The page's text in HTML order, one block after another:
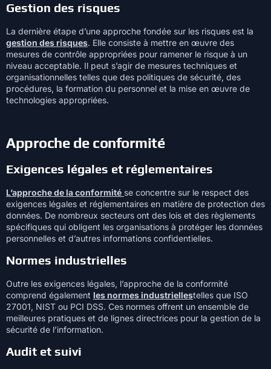
Gestion des risques
La dernière étape d’une approche fondée sur les risques est la
gestion des risques. Elle consiste à mettre en œuvre des
mesures de contrôle appropriées pour ramener le risque à un
niveau acceptable. Il peut s’agir de mesures techniques et
organisationnelles telles que des politiques de sécurité, des
procédures, la formation du personnel et la mise en œuvre de
technologies appropriées.
Approche de conformité
Exigences légales et réglementaires
L’approche de la conformité se concentre sur le respect des
exigences légales et réglementaires en matière de protection des
données. De nombreux secteurs ont des lois et des règlements
spécifiques qui obligent les organisations à protéger les données
personnelles et d’autres informations confidentielles.
Normes industrielles
Outre les exigences légales, l’approche de la conformité
comprend également les normes industriellestelles que ISO
27001, NIST ou PCI DSS. Ces normes offrent un ensemble de
meilleures pratiques et de lignes directrices pour la gestion de la
sécurité de l’information.
Audit et suivi